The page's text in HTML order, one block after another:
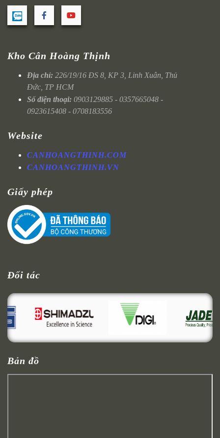
Kho Cân Hoàng Thịnh
Địa chỉ: 226/19/16 ĐS 8, KP 3, Linh Xuân, Thủ
Đức, TP HCM
Số điện thoại: 0903129885 - 0357665048 -
0923615408 - 0708183556
Website
CANHOANGTHINH.COM
CANHOANGTHINH.VN
Giấy phép
Đối tác
Bản đồ